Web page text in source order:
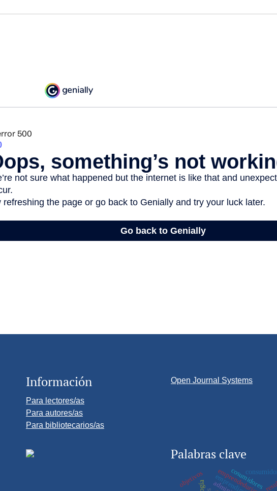
Información
Para lectores/as
Para autores/as
Para bibliotecarios/as
Open Journal Systems
Palabras clave
emprendedurismo
cosumidores
objetivos